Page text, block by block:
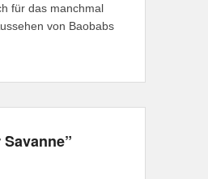
für das manchmal
von Baobabs